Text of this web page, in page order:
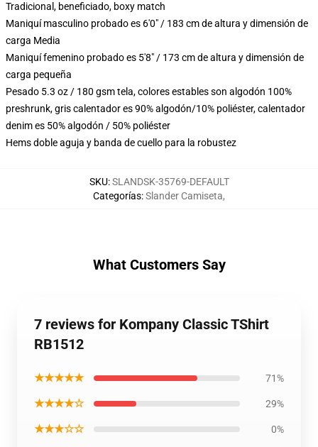
Tradicional, beneficiado, boxy match
Maniquí masculino probado es 6'0" / 183 cm de altura y dimensión de
carga Media
Maniquí femenino probado es 5'8" / 173 cm de altura y dimensión de
carga pequeña
Pesado 5.3 oz / 180 gsm tela, colores estables son algodón 100%
preshrunk, gris calentador es 90% algodón/10% poliéster, calentador
denim es 50% algodón / 50% poliéster
Hems doble aguja y banda de cuello para la robustez
SKU:SLANDSK-35769-DEFAULT
Categorías:Slander Camiseta,
What Customers Say
7 reviews for Kompany Classic TShirt
RB1512
★★★★★ 71%
★★★★☆ 29%
★★★☆☆ 0%